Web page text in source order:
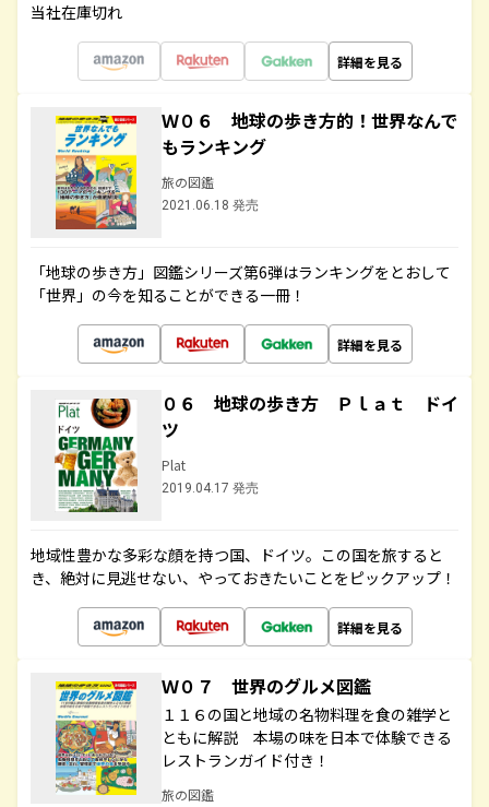
当社在庫切れ
詳細を見る
Ｗ０６ 地球の歩き方的！世界なんで
もランキング
旅の図鑑
2021.06.18 発売
「地球の歩き方」図鑑シリーズ第6弾はランキングをとおして
「世界」の今を知ることができる一冊！
詳細を見る
０６ 地球の歩き方 Ｐｌａｔ ドイ
ツ
Plat
2019.04.17 発売
地域性豊かな多彩な顔を持つ国、ドイツ。この国を旅すると
き、絶対に見逃せない、やっておきたいことをピックアップ！
詳細を見る
Ｗ０７ 世界のグルメ図鑑
１１６の国と地域の名物料理を食の雑学と
ともに解説 本場の味を日本で体験できる
レストランガイド付き！
旅の図鑑